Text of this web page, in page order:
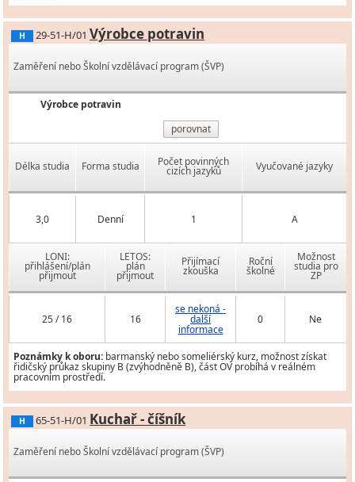
H 29-51-H/01 Výrobce potravin
Zaměření nebo Školní vzdělávací program (ŠVP)
Výrobce potravin
porovnat
Délka studia Forma studia Počet povinných
cizích jazyků Vyučované jazyky
3,0 Denní 1 A
LONI:
přihlášení/plán
přijmout
LETOS:
plán
přijmout
Přijímací
zkouška
Roční
školné
Možnost
studia pro
ZP
25 / 16 16
se nekoná -
další
informace
0 Ne
Poznámky k oboru: barmanský nebo someliérský kurz, možnost získat
řidičský průkaz skupiny B (zvýhodněně B), část OV probíhá v reálném
pracovním prostředí.
H 65-51-H/01 Kuchař - číšník
Zaměření nebo Školní vzdělávací program (ŠVP)